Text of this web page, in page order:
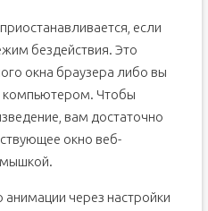
если
бездействия. Это
окна браузера либо вы
компьютером. Чтобы
вам достаточно
окно веб-
мышкой.
через настройки